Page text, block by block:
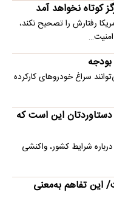
کوتاه نخواهد آمد
رفتارش را تصحیح نکند،
سراغ خودروهای کارکرده
دستاوردتان این است که
شرایط کشور، واکنشی
این تفاهم به‌معنی